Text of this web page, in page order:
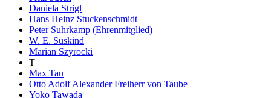
Daniela Strigl
Hans Heinz Stuckenschmidt
Peter Suhrkamp (Ehrenmitglied)
W. E. Süskind
Marian Szyrocki
T
Max Tau
Otto Adolf Alexander Freiherr von Taube
Yoko Tawada